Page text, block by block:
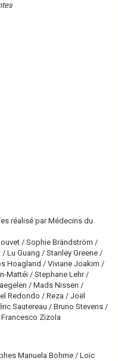
réalisé par Médecins du
/ Sophie Brändström /
Lu Guang / Stanley Greene /
Hoagland / Viviane Joakim /
Mattéi / Stephane Lehr /
/ Mads Nissen /
Redondo / Reza / Joël
Sautereau / Bruno Stevens /
Zizola
Manuela Bohme / Loïc